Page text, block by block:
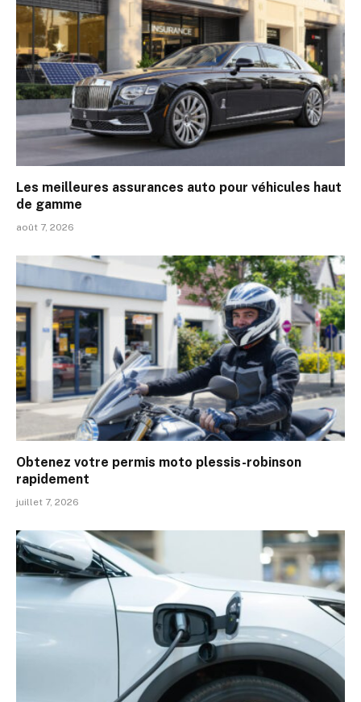
Les meilleures assurances auto pour véhicules haut
de gamme
août 7, 2026
Obtenez votre permis moto plessis-robinson
rapidement
juillet 7, 2026